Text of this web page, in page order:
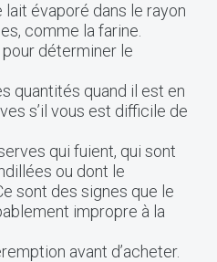
lait évaporé dans le rayon
comme la farine.
déterminer le
quantités quand il est en
s’il vous est difficile de
qui fuient, qui sont
ou dont le
sont des signes que le
impropre à la
avant d’acheter.